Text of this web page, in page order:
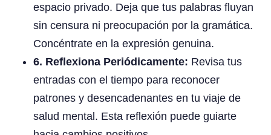
espacio privado. Deja que tus palabras fluyan
sin censura ni preocupación por la gramática.
Concéntrate en la expresión genuina.
6. Reflexiona Periódicamente: Revisa tus
entradas con el tiempo para reconocer
patrones y desencadenantes en tu viaje de
salud mental. Esta reflexión puede guiarte